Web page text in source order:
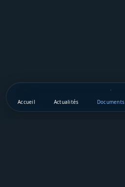
Accueil Actualités Documents